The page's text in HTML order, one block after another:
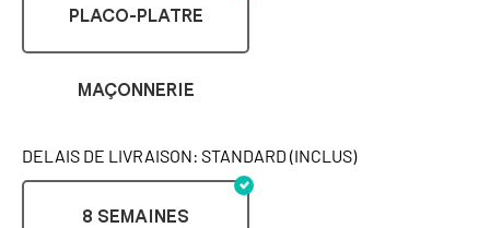
PLACO-PLATRE
MAÇONNERIE
DELAIS DE LIVRAISON: STANDARD (INCLUS)
8 SEMAINES